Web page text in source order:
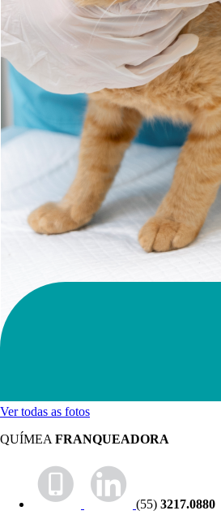
Ver todas as fotos
QUÍMEAFRANQUEADORA
(55) 3217.0880